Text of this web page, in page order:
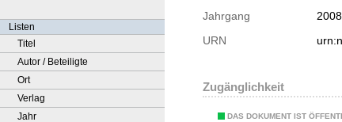
Listen
Titel
Autor / Beteiligte
Ort
Verlag
Jahr
Jahrgang
2008
URN
Zugänglichkeit
DAS DOKUMENT IST